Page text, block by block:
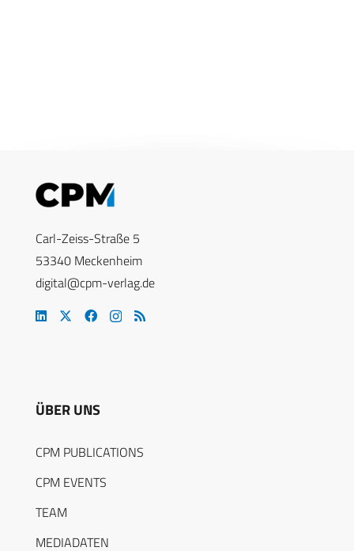
Carl-Zeiss-Straße 5
53340 Meckenheim
digital@cpm-verlag.de
ÜBER UNS
CPM PUBLICATIONS
CPM EVENTS
TEAM
MEDIADATEN